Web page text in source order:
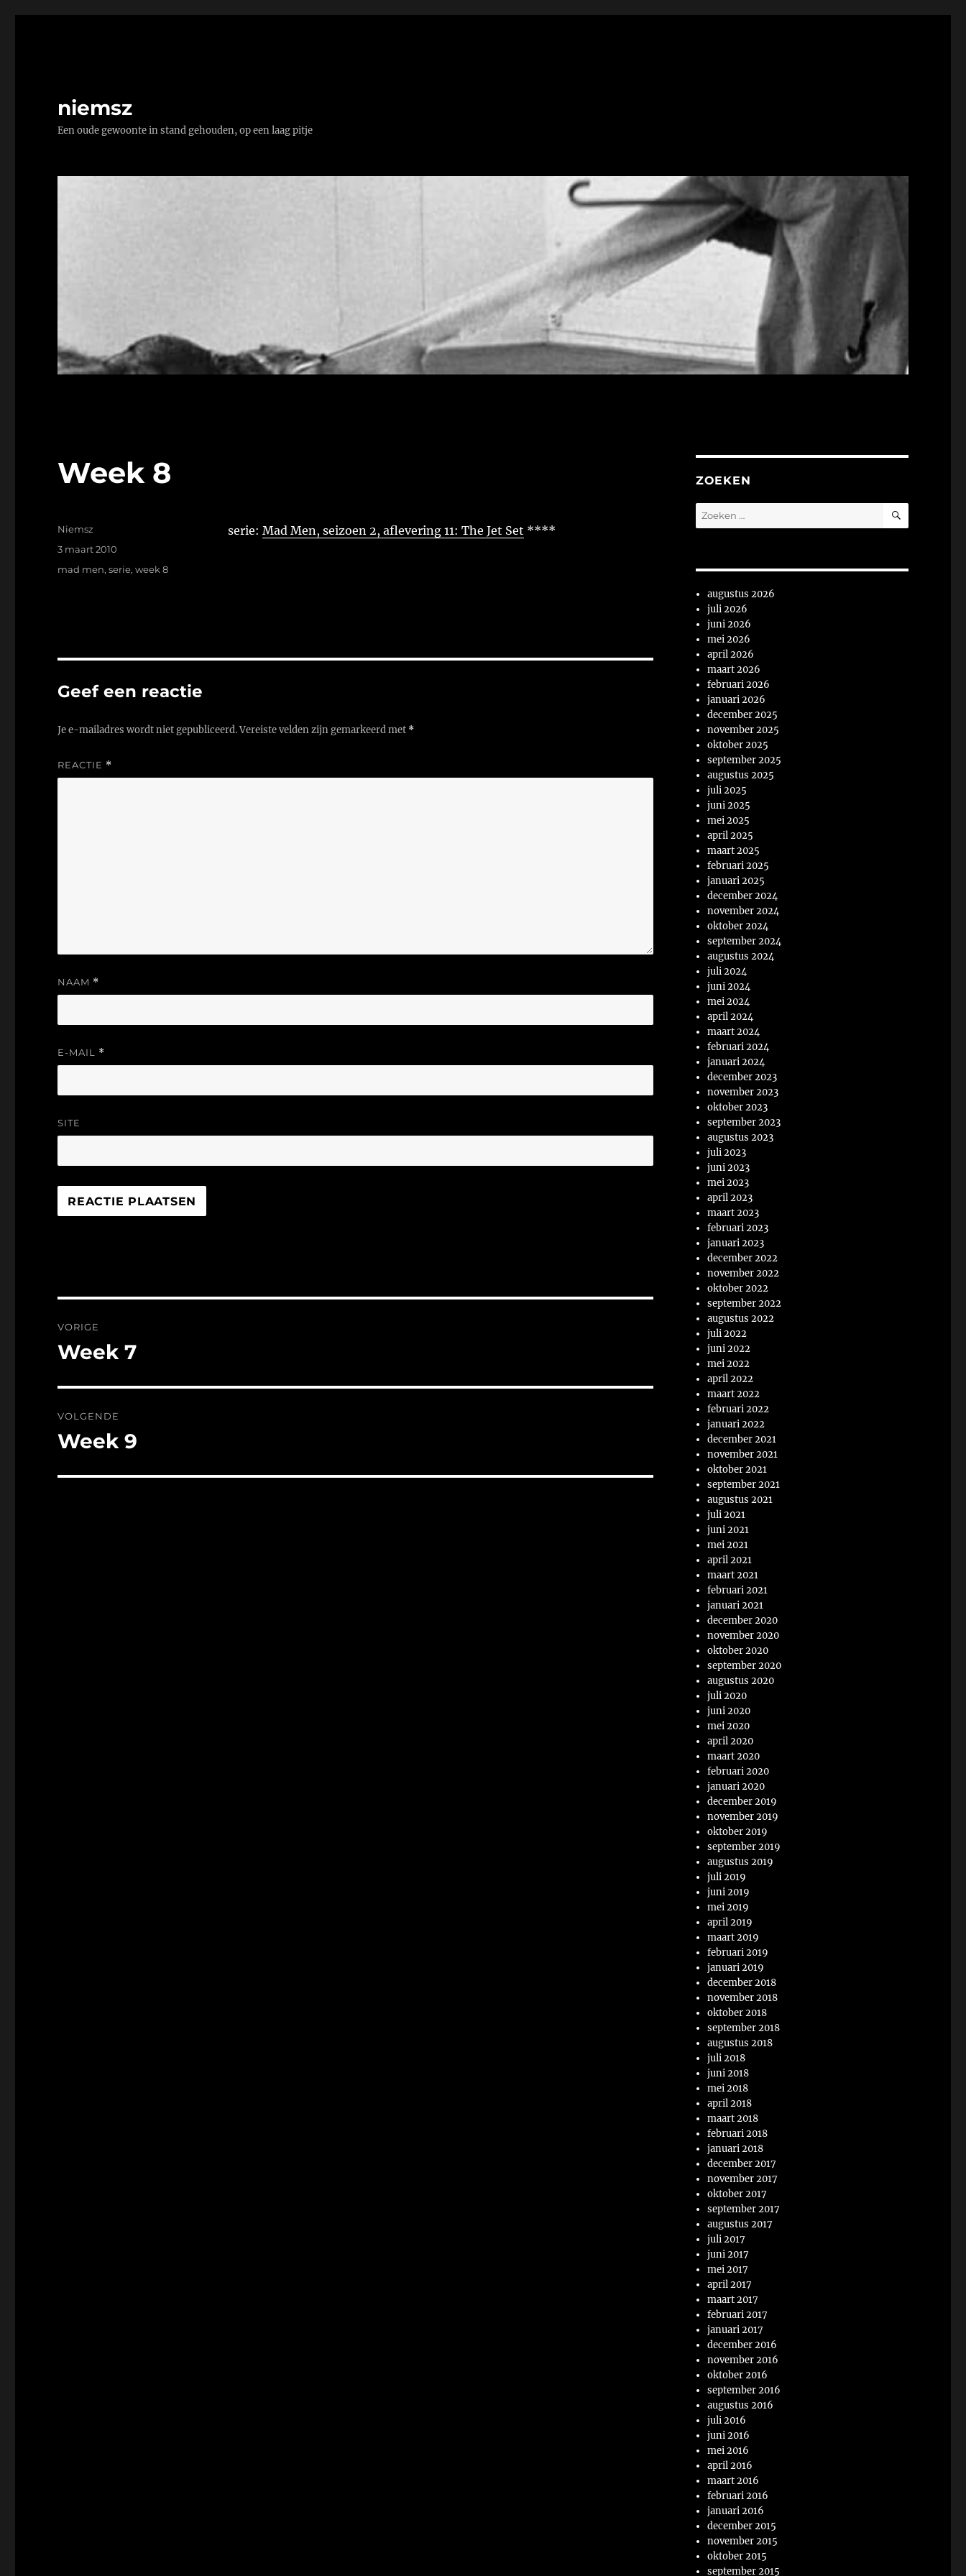
niemsz
Een oude gewoonte in stand gehouden, op een laag pitje
Week 8
serie: Mad Men, seizoen 2, aflevering 11: The Jet Set ****
Auteur
Niemsz
Geplaatst
3 maart 2010
Tags
mad men,serie,week 8
Geef een reactie
Je e-mailadres wordt niet gepubliceerd.Vereiste velden zijn gemarkeerd met *
REACTIE *
NAAM *
E-MAIL *
SITE
navigatie
VORIGE
Vorig
Week 7
VOLGENDE
Volgend
Week 9
ZOEKEN
Zoeken
naar:
ZOEKEN
augustus 2026
juli 2026
juni 2026
mei 2026
april 2026
maart 2026
februari 2026
januari 2026
december 2025
november 2025
oktober 2025
september 2025
augustus 2025
juli 2025
juni 2025
mei 2025
april 2025
maart 2025
februari 2025
januari 2025
december 2024
november 2024
oktober 2024
september 2024
augustus 2024
juli 2024
juni 2024
mei 2024
april 2024
maart 2024
februari 2024
januari 2024
december 2023
november 2023
oktober 2023
september 2023
augustus 2023
juli 2023
juni 2023
mei 2023
april 2023
maart 2023
februari 2023
januari 2023
december 2022
november 2022
oktober 2022
september 2022
augustus 2022
juli 2022
juni 2022
mei 2022
april 2022
maart 2022
februari 2022
januari 2022
december 2021
november 2021
oktober 2021
september 2021
augustus 2021
juli 2021
juni 2021
mei 2021
april 2021
maart 2021
februari 2021
januari 2021
december 2020
november 2020
oktober 2020
september 2020
augustus 2020
juli 2020
juni 2020
mei 2020
april 2020
maart 2020
februari 2020
januari 2020
december 2019
november 2019
oktober 2019
september 2019
augustus 2019
juli 2019
juni 2019
mei 2019
april 2019
maart 2019
februari 2019
januari 2019
december 2018
november 2018
oktober 2018
september 2018
augustus 2018
juli 2018
juni 2018
mei 2018
april 2018
maart 2018
februari 2018
januari 2018
december 2017
november 2017
oktober 2017
september 2017
augustus 2017
juli 2017
juni 2017
mei 2017
april 2017
maart 2017
februari 2017
januari 2017
december 2016
november 2016
oktober 2016
september 2016
augustus 2016
juli 2016
juni 2016
mei 2016
april 2016
maart 2016
februari 2016
januari 2016
december 2015
november 2015
oktober 2015
september 2015